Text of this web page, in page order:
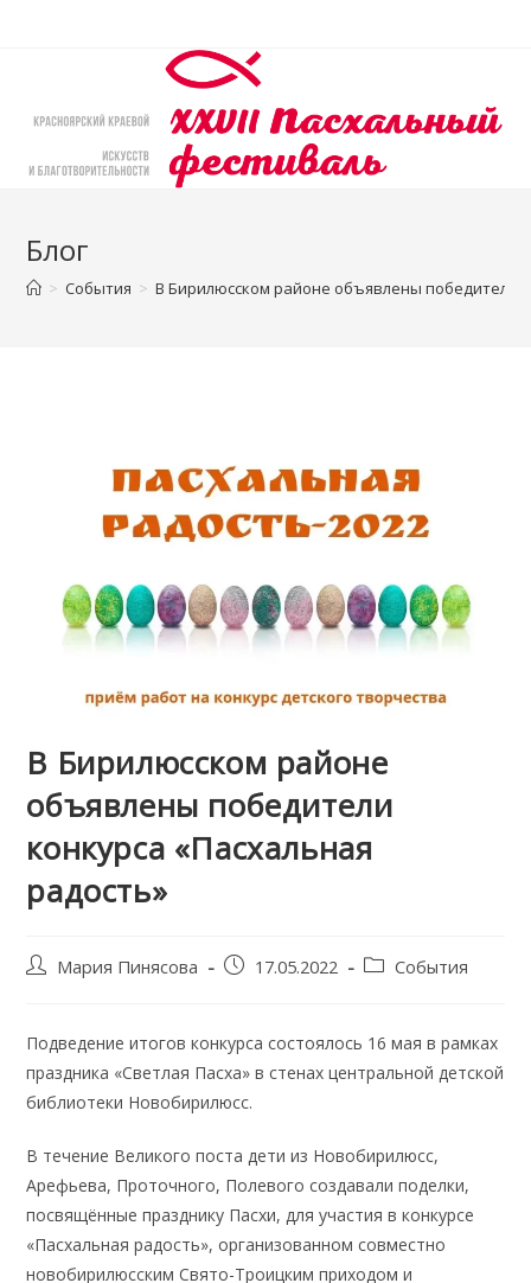
Блог
> События > В Бирилюсском районе объявлены победители
В Бирилюсском районе
объявлены победители
конкурса «Пасхальная
радость»
PostМария Пинясова
Запись17.05.2022
PostСобытия
Подведение итогов конкурса состоялось 16 мая в рамках
праздника «Светлая Пасха» в стенах центральной детской
библиотеки Новобирилюсс.
В течение Великого поста дети из Новобирилюсс,
Арефьева, Проточного, Полевого создавали поделки,
посвящённые празднику Пасхи, для участия в конкурсе
«Пасхальная радость», организованном совместно
новобирилюсским Свято-Троицким приходом и